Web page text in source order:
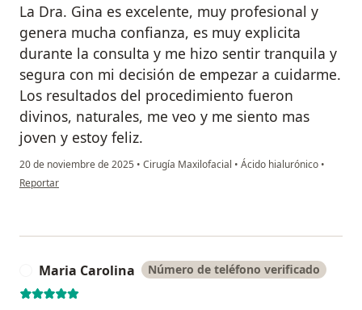
La Dra. Gina es excelente, muy profesional y
genera mucha confianza, es muy explicita
durante la consulta y me hizo sentir tranquila y
segura con mi decisión de empezar a cuidarme.
Los resultados del procedimiento fueron
divinos, naturales, me veo y me siento mas
joven y estoy feliz.
20 de noviembre de 2025 • Cirugía Maxilofacial • Ácido hialurónico •
en opinión del usuario Ma. Alejandra Arraut
Reportar
Maria Carolina Número de teléfono verificado